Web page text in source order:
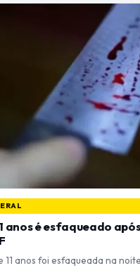
anos é esfaqueado
11 anos foi esfaqueada na